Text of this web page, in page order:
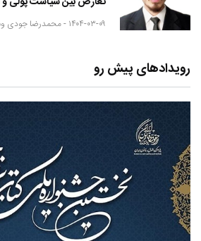
۱۴۰۴-۰۳-۰۹ - محمدرضا جودی
رویدادهای پیش رو